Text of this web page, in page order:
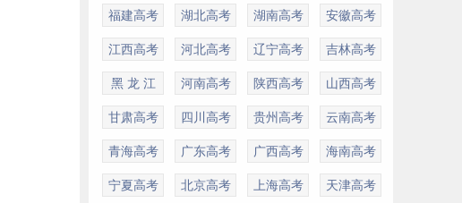
福建高考 湖北高考 湖南高考 安徽高考
江西高考 河北高考 辽宁高考 吉林高考
黑 龙 江 河南高考 陕西高考 山西高考
甘肃高考 四川高考 贵州高考 云南高考
青海高考 广东高考 广西高考 海南高考
宁夏高考 北京高考 上海高考 天津高考